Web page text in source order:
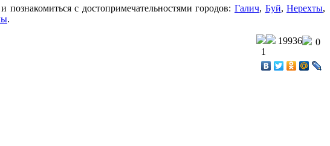
с достопримечательностями городов: Галич, Буй,Нерехты,
.
0
19936
1